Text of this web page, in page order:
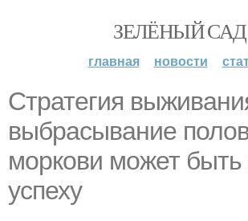
ЗЕЛЁНЫЙ САД
главная новости
Стратегия
выбрасывание
моркови может
успеху